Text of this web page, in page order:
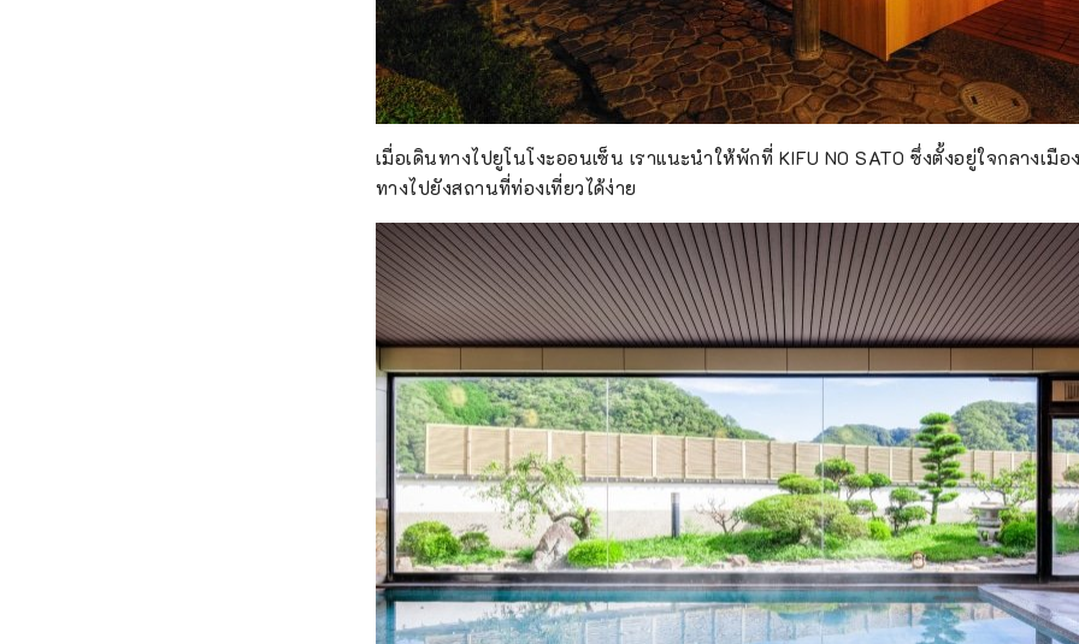
เมื่อเดินทางไปยูโนโงะออนเซ็น เราแนะนำให้พักที่ KIFU NO SATO ซึ่งตั้งอยู่ใจกลางเมื
ทางไปยังสถานที่ท่องเที่ยวได้ง่าย